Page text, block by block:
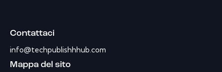
Contattaci
info@techpublishhhub.com
Mappa del sito